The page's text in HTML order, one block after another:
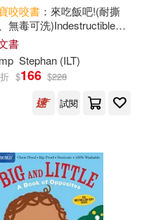
Trukhan
咬咬書 ：來吃飯吧!(耐撕
無毒可洗)Indestructibles:
Let’s Eat!
書
Stephan (ILT)
$166 $228
試閱